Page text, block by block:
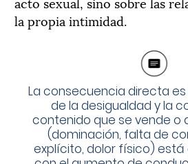
la propia intimidad.
La consecuencia directa
de la desigualdad y la
contenido que se vende o
(dominación, falta de
explícito, dolor físico)